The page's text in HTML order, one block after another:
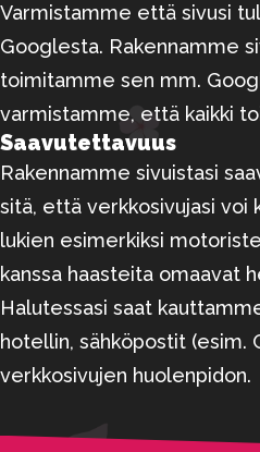
Varmistamme että sivusi
Googlesta. Rakennamme
toimitamme sen mm.
varmistamme, että kaikki
Saavutettavuus
Rakennamme sivuistasi
sitä, että verkkosivujasi voi
lukien esimerkiksi
kanssa haasteita omaavat
Halutessasi saat
hotellin, sähköpostit (esim.
verkkosivujen huolenpidon.